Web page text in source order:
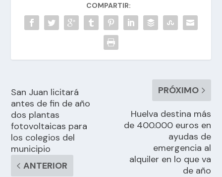
COMPARTIR:
San Juan licitará
antes de fin de año
dos plantas
fotovoltaicas para
los colegios del
municipio
ANTERIOR
PRÓXIMO
Huelva destina más
de 400.000 euros en
ayudas de
emergencia al
alquiler en lo que va
de año